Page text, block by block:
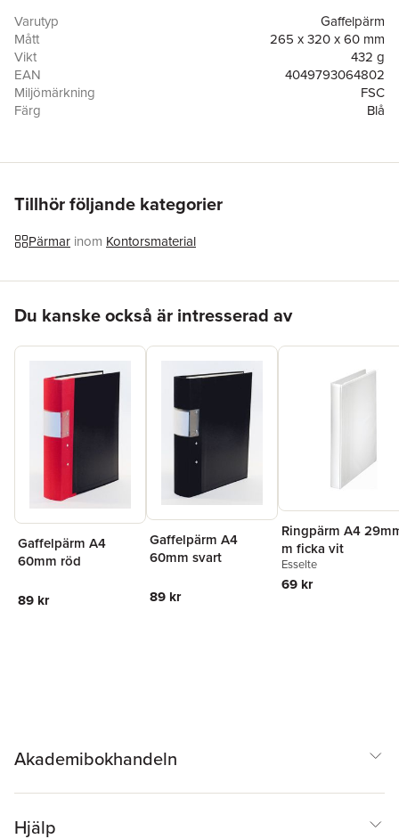
Varutyp
Gaffelpärm
Mått
265 x 320 x 60 mm
Vikt
432 g
EAN
4049793064802
Miljömärkning
FSC
Färg
Blå
Tillhör följande kategorier
Pärmar inom Kontorsmaterial
Du kanske också är intresserad av
Gaffelpärm A4
60mm röd
89 kr
Gaffelpärm A4
60mm svart
89 kr
Ringpärm A4
m ficka vit
Esselte
69 kr
Akademibokhandeln
Hjälp